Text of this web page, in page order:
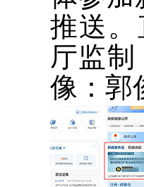
推送。
厅监
像：郭